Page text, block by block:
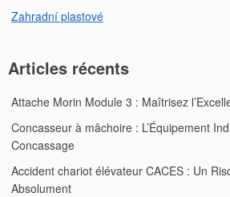
Zahradní plastové
Articles récents
Attache Morin Module 3 : Maîtrisez
Concasseur à mâchoire : L’Équipement
Concassage
Accident chariot élévateur CACES : Un
Absolument